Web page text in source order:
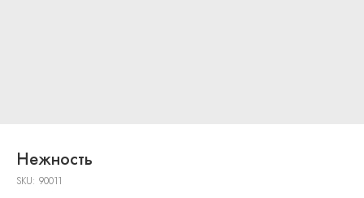
Нежность
SKU: 90011